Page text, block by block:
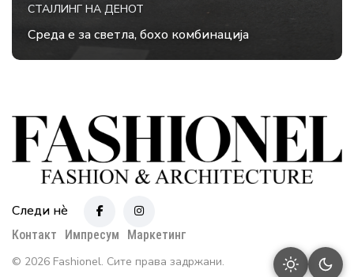
СТАЈЛИНГ НА ДЕНОТ
Среда е за светла, бохо комбинација
Следи нè
Контакт Импресум
Маркетинг
© 2026 Fashionel. Сите права задржани.